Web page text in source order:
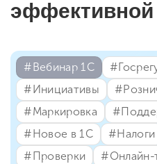
эффективной
#⁣Вебинар 1С
#⁣Инициативы
#⁣Маркировка
#⁣Новое в 1С
#⁣Налоги
#⁣Проверки
#⁣Онлайн-